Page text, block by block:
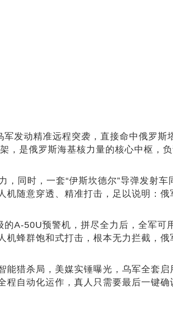
发动精准远程突袭，直接命中俄罗斯
，是俄罗斯海基核力量的核心中枢，
同时，一套“伊斯坎德尔”导弹发射车
随意穿透、精准打击，足以说明：
A-50U预警机，拼尽全力后，全军可
蜂群饱和式打击，根本无力拦截，
猎杀局，美媒实锤曝光，乌军全套启
自动化运作，真人只需要最后一键确